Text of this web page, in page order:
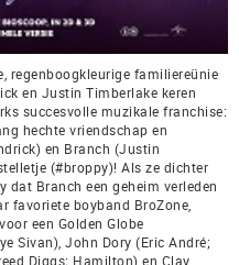
regenboogkleurige familiereünie
en Justin Timberlake keren
succesvolle muzikale franchise:
hechte vriendschap en
en Branch (Justin
(#broppy)! Als ze dichter
dat Branch een geheim verleden
favoriete boyband BroZone,
een Golden Globe
Sivan), John Dory (Eric André;
Diggs; Hamilton) en Clay